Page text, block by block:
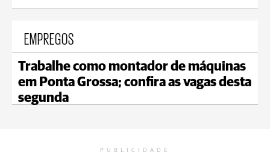
EMPREGOS
Trabalhe como montador de máquinas
em Ponta Grossa; confira as vagas desta
segunda
PUBLICIDADE